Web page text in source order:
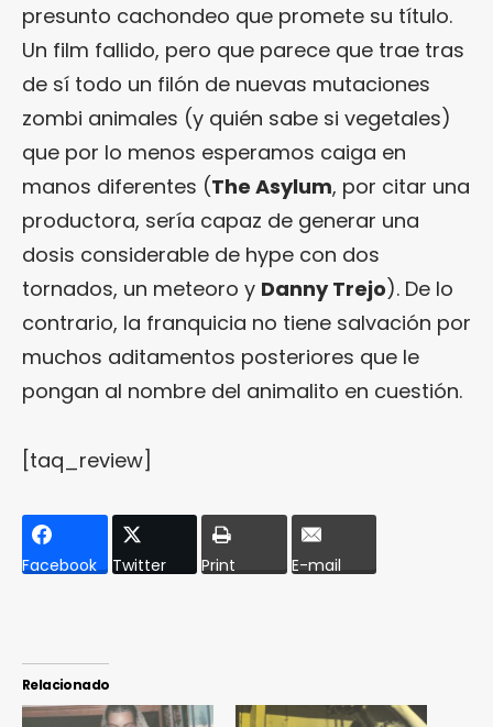
presunto cachondeo que promete su título.
Un film fallido, pero que parece que trae tras
de sí todo un filón de nuevas mutaciones
zombi animales (y quién sabe si vegetales)
que por lo menos esperamos caiga en
manos diferentes (The Asylum, por citar una
productora, sería capaz de generar una
dosis considerable de hype con dos
tornados, un meteoro y Danny Trejo). De lo
contrario, la franquicia no tiene salvación por
muchos aditamentos posteriores que le
pongan al nombre del animalito en cuestión.
[taq_review]
Facebook Twitter Print E-mail
Relacionado